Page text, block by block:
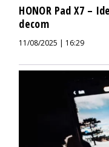
HONOR Pad X7 –
decom
11/08/2025 | 16:29